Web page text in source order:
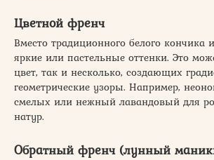
Цветной френч
Вместо традиционного белого кончика
яркие или пастельные оттенки. Это
цвет, так и несколько, создающих
геометрические узоры. Например,
смелых или нежный лавандовый для
натур.
Обратный френч (лунный